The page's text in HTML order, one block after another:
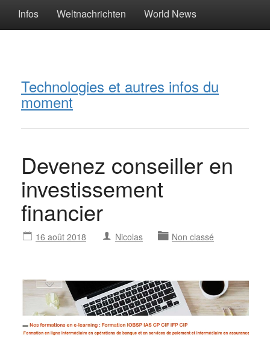
Infos Weltnachrichten World News
Technologies et autres infos du
moment
Devenez conseiller en
investissement
financier
16 août 2018 Nicolas Non classé